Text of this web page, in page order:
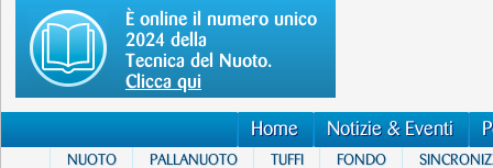
È online il numero unico
2024 della
Tecnica del Nuoto.
Clicca qui
Home Notizie & Eventi
NUOTO PALLANUOTO TUFFI FONDO